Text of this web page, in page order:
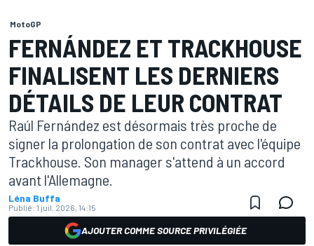
MotoGP
FERNÁNDEZ ET TRACKHOUSE
FINALISENT LES DERNIERS
DÉTAILS DE LEUR CONTRAT
Raúl Fernández est désormais très proche de
signer la prolongation de son contrat avec l'équipe
Trackhouse. Son manager s'attend à un accord
avant l'Allemagne.
Léna Buffa
Publié: 1 juil. 2026, 14:15
AJOUTER COMME SOURCE PRIVILÉGIÉE